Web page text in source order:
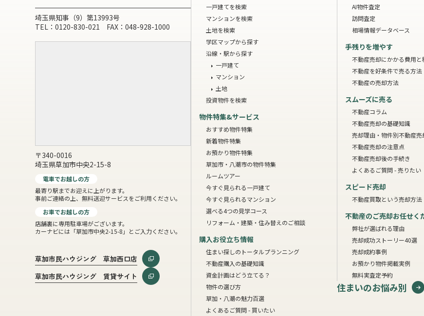
埼玉県知事（9）第13993号
TEL：0120-830-021 FAX：048-928-1000
〒340-0016
埼玉県草加市中央2-15-8
電車でお越しの方
最寄り駅までお迎えに上がります。
事前ご連絡の上、無料送迎サービスをご利用ください。
お車でお越しの方
店舗裏に専用駐車場がございます。
カーナビには「草加市中央2-15-8」とご入力ください。
草加市民ハウジング 草加西口店
草加市民ハウジング 賃貸サイト
一戸建てを検索
マンションを検索
土地を検索
学区マップから探す
沿線・駅から探す
一戸建て
マンション
土地
投資物件を検索
物件特集&サービス
おすすめ物件特集
新着物件特集
お預かり物件特集
草加市・八潮市の物件特集
ルームツアー
今すぐ見られる一戸建て
今すぐ見られるマンション
選べる4つの見学コース
リフォーム・建築・住み替えのご相談
購入お役立ち情報
住まい探しのトータルプランニング
不動産購入の基礎知識
資金計画はどう立てる？
物件の選び方
草加・八潮の魅力百選
よくあるご質問 - 買いたい
AI物件査定
訪問査定
相場情報データベース
手残りを増やす
不動産売却にかかる費用と
不動産を好条件で売る方法
不動産の売却方法
スムーズに売る
不動産コラム
不動産売却の基礎知識
売却理由・物件別不動産売
不動産売却の注意点
不動産売却後の手続き
よくあるご質問 - 売りたい
スピード売却
不動産買取という売却方法
不動産のご売却お任せく
弊社が選ばれる理由
売却成功ストーリー40選
売却成約事例
お預かり物件掲載実例
無料実査定予約
住まいのお悩み別